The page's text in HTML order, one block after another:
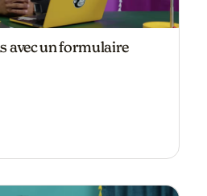
avec un formulaire